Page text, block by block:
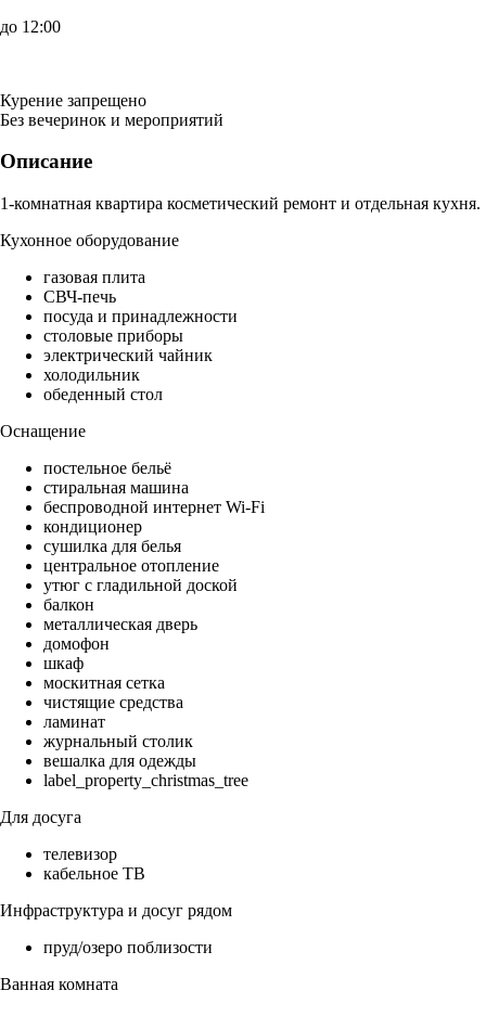
до 12:00
Курение запрещено
Без вечеринок и мероприятий
Описание
1-комнатная квартира косметический ремонт и отдельная кухня.
Кухонное оборудование
газовая плита
СВЧ-печь
посуда и принадлежности
столовые приборы
электрический чайник
холодильник
обеденный стол
Оснащение
постельное бельё
стиральная машина
беспроводной интернет Wi-Fi
кондиционер
сушилка для белья
центральное отопление
утюг с гладильной доской
балкон
металлическая дверь
домофон
шкаф
москитная сетка
чистящие средства
ламинат
журнальный столик
вешалка для одежды
label_property_christmas_tree
Для досуга
телевизор
кабельное ТВ
Инфраструктура и досуг рядом
пруд/озеро поблизости
Ванная комната